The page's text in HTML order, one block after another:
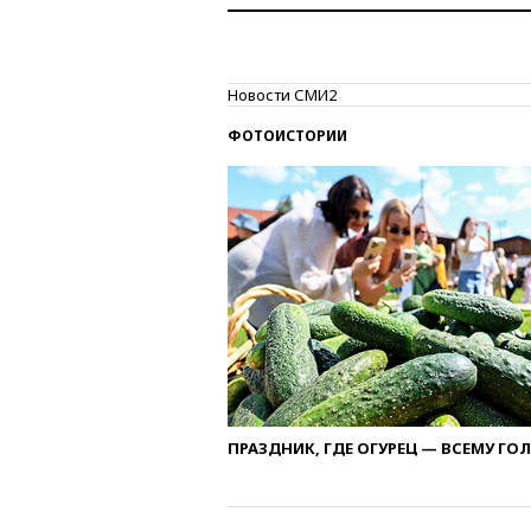
Новости СМИ2
ФОТОИСТОРИИ
ПРАЗДНИК, ГДЕ ОГУРЕЦ — ВСЕМУ